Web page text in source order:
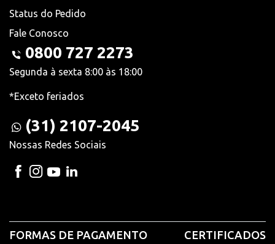
Status do Pedido
Fale Conosco
0800 727 2273
Segunda à sexta 8:00 às 18:00
*Exceto feriados
(31) 2107-2045
Nossas Redes Sociais
FORMAS DE PAGAMENTO CERTIFICADOS